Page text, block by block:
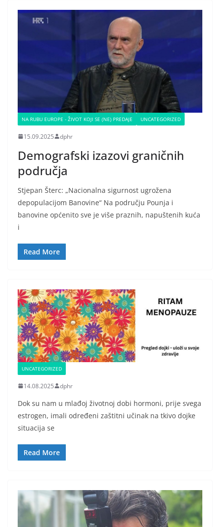
NA RUBU EUROPE - ŽIVOT KOJI SE (NE) PREDAJE UNCATEGORIZED
15.09.2025 dphr
Demografski izazovi graničnih
područja
Stjepan Šterc: „Nacionalna sigurnost ugrožena
depopulacijom Banovine“ Na području Pounja i
banovine općenito sve je više praznih, napuštenih kuća
i
Read More
UNCATEGORIZED
14.08.2025 dphr
Dok su nam u mlađoj životnoj dobi hormoni, prije svega
estrogen, imali određeni zaštitni učinak na tkivo dojke
situacija se
Read More